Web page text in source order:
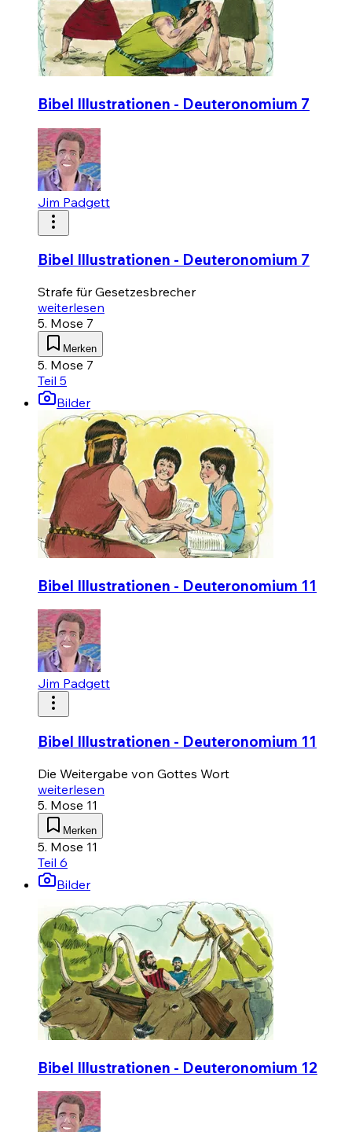
Bibel Illustrationen - Deuteronomium 7
Jim Padgett
Bibel Illustrationen - Deuteronomium 7
Strafe für Gesetzesbrecher
weiterlesen
5. Mose 7
Merken
5. Mose 7
Teil 5
Bilder
Bibel Illustrationen - Deuteronomium 11
Jim Padgett
Bibel Illustrationen - Deuteronomium 11
Die Weitergabe von Gottes Wort
weiterlesen
5. Mose 11
Merken
5. Mose 11
Teil 6
Bilder
Bibel Illustrationen - Deuteronomium 12